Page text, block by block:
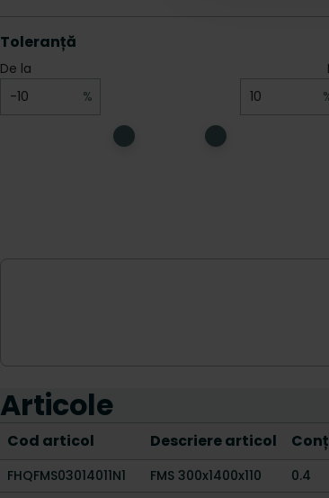
Articole
Cod articol Descriere articol
FHQFMS03014011N1 FMS 300x1400x110 0.4